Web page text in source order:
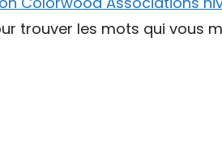
trouver les mots qui vous